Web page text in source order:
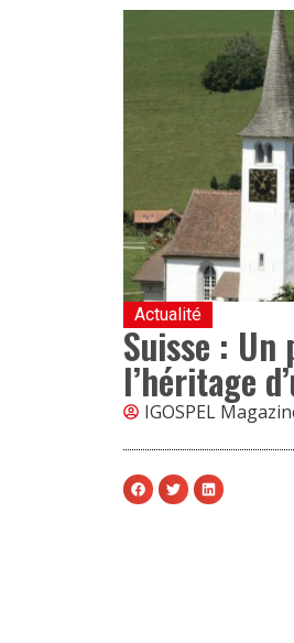
Actualité
Suisse : Un
l’héritage
IGOSPEL